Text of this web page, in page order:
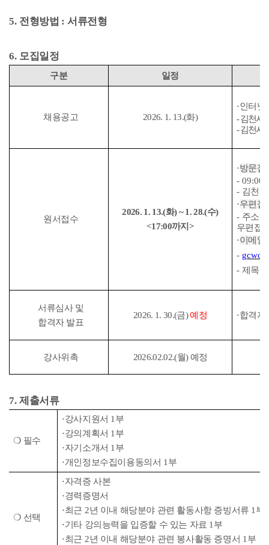
5. 전형방법 : 서류전형
6. 모집일정
구분 일정
채용공고 2026. 1. 13.(화)
⋅인터넷
-김천시
-김천시
원서접수
2026. 1. 13.(화) ~ 1. 28.(수)
<17:00까지 >
⋅방문접
-
- 김천
⋅우편접
- 주소
우편접
⋅이메일
-
- 제목
서류심사 및
합격자 발표
2026. 1. 30.(금)예정 ⋅합격자
강사위촉 2026.02.02.(월) 예정
7. 제출서류
❍ 필수
⋅강사지원서 1부
⋅강의계획서 1부
⋅자기소개서 1부
⋅개인정보수집이용동의서 1부
❍ 선택
⋅자격증 사본
⋅경력증명서
⋅최근 2년 이내 해당분야 관련 활동사항 증빙서류 1부
⋅기타 강의능력을 입증할 수 있는 자료 1부
⋅최근 2년 이내 해당분야 관련 봉사활동 증명서 1부